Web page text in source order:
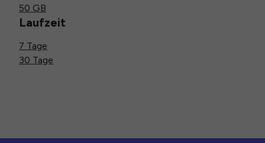
50 GB
Laufzeit
7 Tage
30 Tage